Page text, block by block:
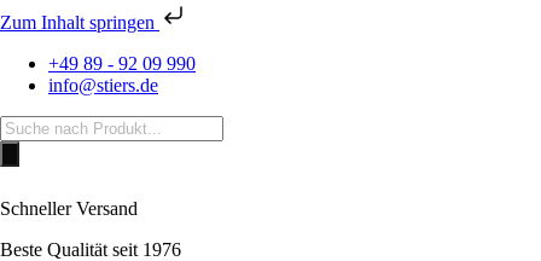
Zum Inhalt springen
+49 89 - 92 09 990
info@stiers.de
Products
search
Schneller Versand
Beste Qualität seit 1976